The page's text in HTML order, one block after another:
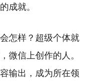
成就。
怎样？超级个体就
微信上创作的人。
输出，成为所在领